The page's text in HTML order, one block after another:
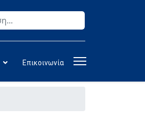
Επικοινωνία